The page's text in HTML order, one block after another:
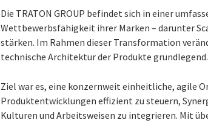
Die TRATON GROUP befindet sich in einer
Wettbewerbsfähigkeit ihrer Marken – darunter
stärken. Im Rahmen dieser Transformation
technische Architektur der Produkte grundlegend.
Ziel war es, eine konzernweit einheitliche, agile
Produktentwicklungen effizient zu steuern,
Kulturen und Arbeitsweisen zu integrieren. Mit